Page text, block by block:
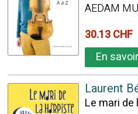
AEDAM
30.13 CHF
En savoir
Laurent
Le mari